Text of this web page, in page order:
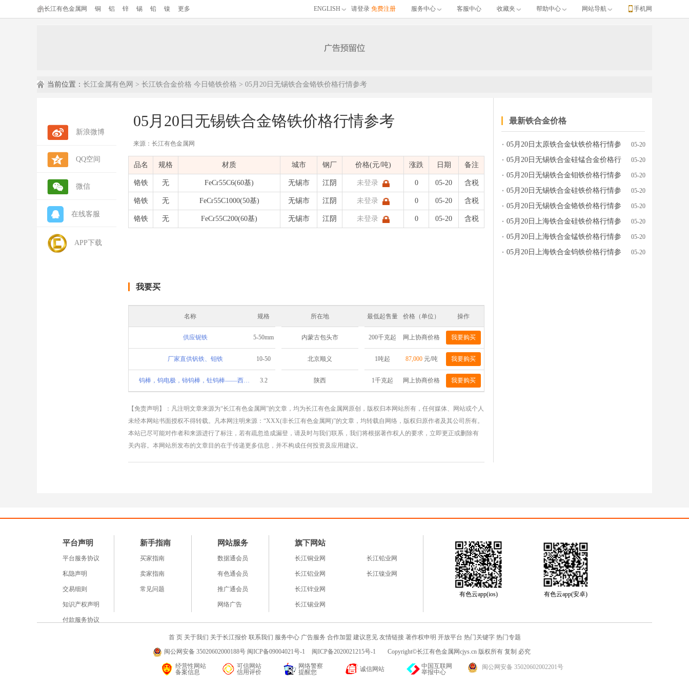
长江有色金属网 铜 铝 锌 锡 铅 镍 更多 ENGLISH 请登录 免费注册 服务中心 客服中心 收藏夹 帮助中心 网站导航 手机网
当前位置： 长江金属有色网 > 长江铁合金价格 今日铬铁价格 > 05月20日无锡铁合金铬铁价格行情参考
新浪微博
QQ空间
微信
在线客服
APP下载
05月20日无锡铁合金铬铁价格行情参考
来源：长江有色金属网
品名 规格 材质 城市 钢厂 价格(元/吨) 涨跌 日期 备注
铬铁 无 FeCr55C6(60基) 无锡市 江阴 未登录 0 05-20 含税
铬铁 无 FeCr55C1000(50基) 无锡市 江阴 未登录 0 05-20 含税
铬铁 无 FeCr55C200(60基) 无锡市 江阴 未登录 0 05-20 含税
我要买
名称 规格 所在地 最低起售量 价格（单位） 操作
供应铌铁 5-50mm 内蒙古包头市 200千克起 网上协商价格 我要购买
厂家直供钒铁、钼铁 10-50 北京顺义 1吨起 87,000 元/吨 我要购买
钨棒，钨电极，铈钨棒，钍钨棒——西安思泰 3.2 陕西 1千克起 网上协商价格 我要购买
【免责声明】：凡注明文章来源为“长江有色金属网”的文章，均为长江有色金属网原创，版权归本网站所有，任何媒体、网站或个人
未经本网站书面授权不得转载。凡本网注明来源：“XXX(非长江有色金属网)”的文章，均转载自网络，版权归原作者及其公司所有。
本站已尽可能对作者和来源进行了标注，若有疏忽造成漏登，请及时与我们联系，我们将根据著作权人的要求，立即更正或删除有
关内容。本网站所发布的文章目的在于传递更多信息，并不构成任何投资及应用建议。
最新铁合金价格
05月20日太原铁合金钛铁价格行情参
考
05-20
05月20日无锡铁合金硅锰合金价格行
情参考
05-20
05月20日无锡铁合金钼铁价格行情参
考
05-20
05月20日无锡铁合金硅铁价格行情参
考
05-20
05月20日无锡铁合金铬铁价格行情参
考
05-20
05月20日上海铁合金硅铁价格行情参
考
05-20
05月20日上海铁合金锰铁价格行情参
考
05-20
05月20日上海铁合金钨铁价格行情参
05-20
平台声明
平台服务协议
私隐声明
交易细则
知识产权声明
付款服务协议
新手指南
买家指南
卖家指南
常见问题
网站服务
数据通会员
有色通会员
推广通会员
网络广告
旗下网站
长江铜业网
长江铝业网
长江锌业网
长江锡业网
长江铅业网
长江镍业网
有色云app(ios) 有色云app(安卓)
首 页 关于我们 关于长江报价 联系我们 服务中心 广告服务 合作加盟 建议意见 友情链接 著作权申明 开放平台 热门关键字 热门专题
闽公网安备 35020602000188号 闽ICP备09004021号-1
闽ICP备2020021215号-1 Copyright©长江有色金属网cjys.cn 版权所有 复制 必究
经营性网站
备案信息
可信网站
信用评价
网络警察
提醒您
诚信网站
中国互联网
举报中心
闽公网安备 35020602002201号